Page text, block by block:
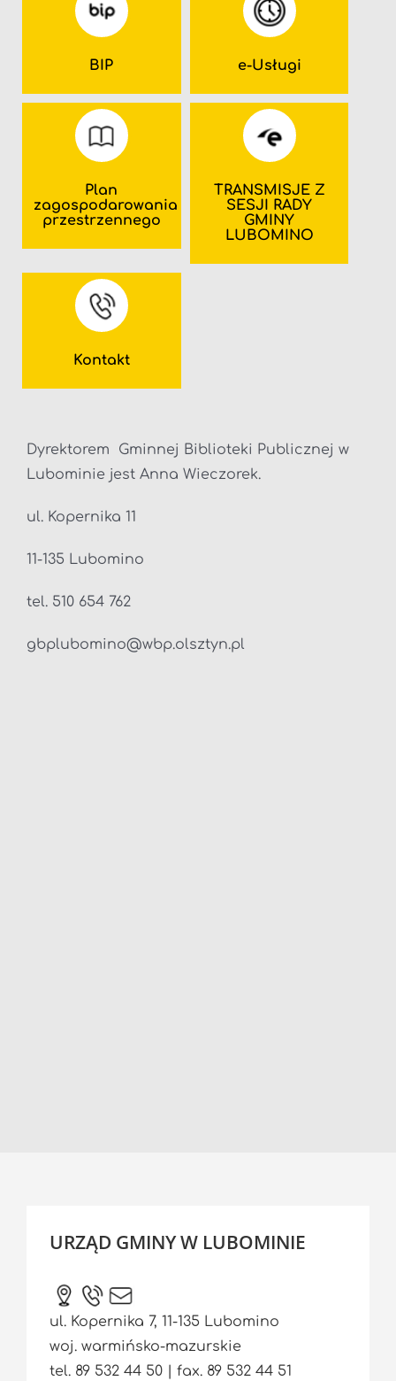
BIP e-Usługi
Plan
zagospodarowania
przestrzennego
TRANSMISJE Z
SESJI RADY
GMINY
LUBOMINO
Kontakt
Dyrektorem Gminnej Biblioteki Publicznej w
Lubominie jest Anna Wieczorek.
ul. Kopernika 11
11-135 Lubomino
tel. 510 654 762
gbplubomino@wbp.olsztyn.pl
URZĄD GMINY W LUBOMINIE
ul. Kopernika 7, 11-135 Lubomino
woj. warmińsko-mazurskie
tel. 89 532 44 50 | fax. 89 532 44 51